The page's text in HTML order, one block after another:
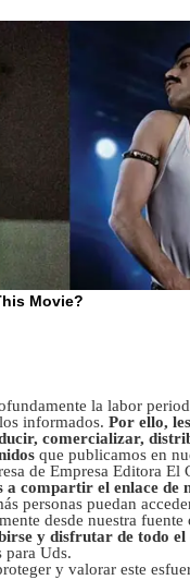
la labor
informados. Por ello,
comercializar,
que publicamos en
de Empresa Editora El
a compartir el enlace de
personas puedan
desde nuestra fuente
y disfrutar de todo el
para Uds.
y valorar este